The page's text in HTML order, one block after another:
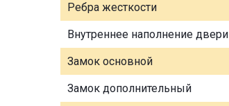
Ребра жесткости
Внутреннее наполнение двери
Замок основной
Замок дополнительный